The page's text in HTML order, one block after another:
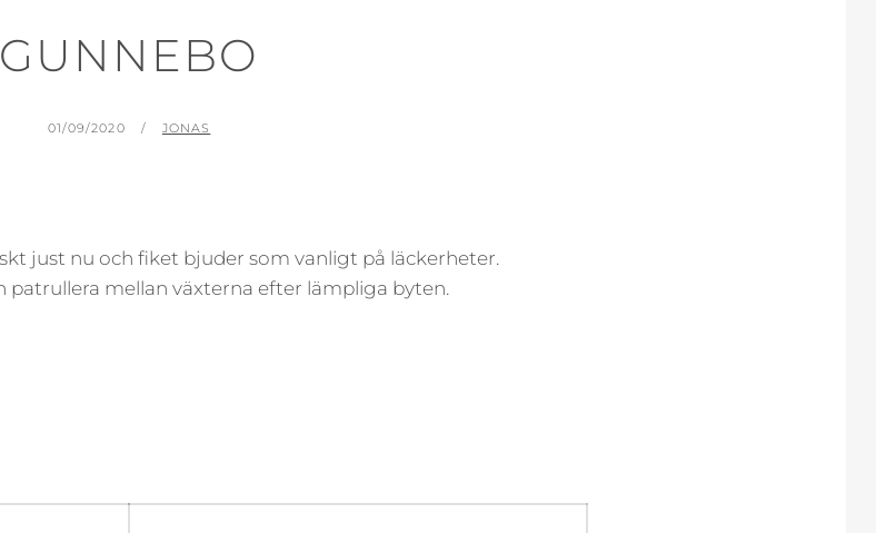
GUNNEBO
PUBLICERAT
01/09/2020 AV
JONAS
just nu och fiket bjuder som vanligt på läckerheter.
mellan växterna efter lämpliga byten.